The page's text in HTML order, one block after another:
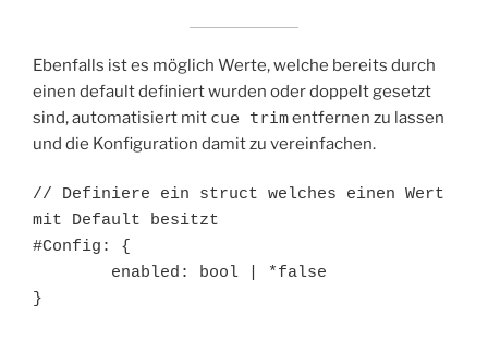
Ebenfalls ist es möglich Werte, welche bereits durch
einen default definiert wurden oder doppelt gesetzt
sind, automatisiert mit cue trimentfernen zu lassen
und die Konfiguration damit zu vereinfachen.
// Definiere ein struct welches einen Wert
mit Default besitzt
#Config: {
}